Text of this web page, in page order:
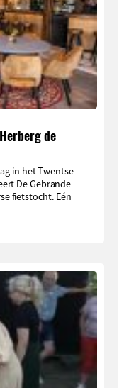
de
in het Twentse
De Gebrande
fietstocht. Eén